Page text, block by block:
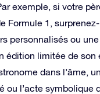
exemple, si votre
Formule 1,
personnalisés ou
édition limitée de son
dans l’âme,
ou l’acte symbolique